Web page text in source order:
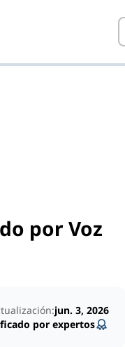
por Voz
jun. 3, 2026
por expertos